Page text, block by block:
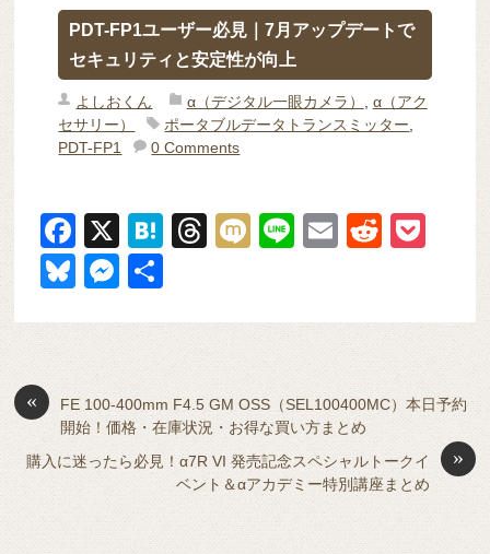
PDT-FP1ユーザー必見｜7月アップデートで
セキュリティと安定性が向上
よしおくん α（デジタル一眼カメラ） , α（アク
セサリー）
ポータブルデータトランスミッター,
PDT-FP1
0 Comments
F
a
c
e
o
o
k
X
H
n
T
a
s
M
Li
E
R
di et
Bl
y
M
n
g
er
«
FE 100-400mm F4.5 GM OSS（SEL100400MC）本日予約
開始！価格・在庫状況・お得な買い方まとめ
»
購入に迷ったら必見！α7R VI 発売記念スペシャルトークイ
ベント＆αアカデミー特別講座まとめ